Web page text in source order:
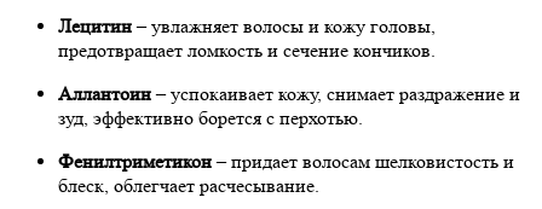
Лецитин– увлажняет волосы и кожу головы,
предотвращает ломкость и сечение кончиков.
Аллантоин– успокаивает кожу, снимает раздражение и
зуд, эффективно борется с перхотью.
Фенилтриметикон– придает волосам шелковистость и
блеск, облегчает расчесывание.